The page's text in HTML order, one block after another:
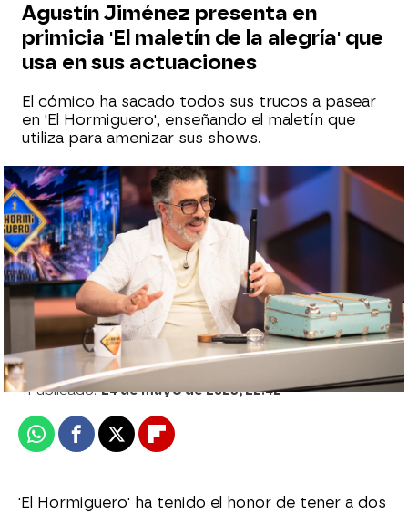
Agustín Jiménez presenta en
primicia 'El maletín de la alegría' que
usa en sus actuaciones
El cómico ha sacado todos sus trucos a pasear
en 'El Hormiguero', enseñando el maletín que
utiliza para amenizar sus shows.
Susi Caramelo revela el mayor enfado con
su novio: "¡Había metido su picha en mi
zumo!"
Edu Jiménez
Publicado:24 de mayo de 2023, 22:42
WhatsappFacebook
X Flipboard
'El Hormiguero' ha tenido el honor de tener a dos